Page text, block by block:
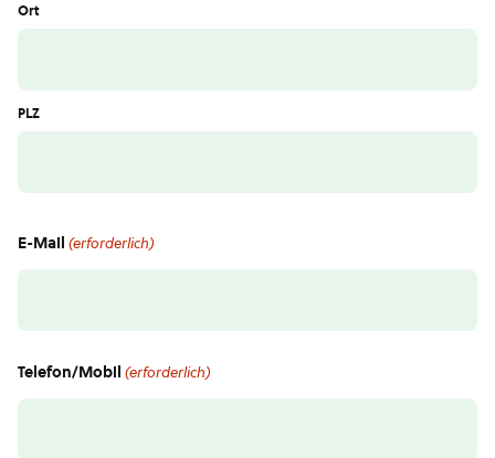
Ort
PLZ
E-Mail (erforderlich)
Telefon/Mobil (erforderlich)